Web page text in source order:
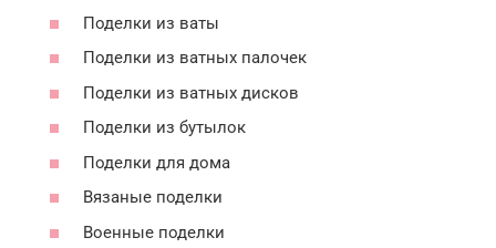
Поделки из ваты
Поделки из ватных палочек
Поделки из ватных дисков
Поделки из бутылок
Поделки для дома
Вязаные поделки
Военные поделки